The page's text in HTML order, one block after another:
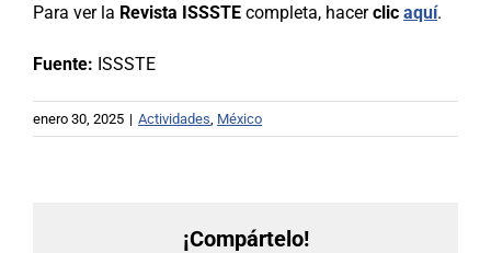
Para ver la Revista ISSSTE completa, hacerclic aquí.
Fuente: ISSSTE
enero 30, 2025 | Actividades México
¡Compártelo!